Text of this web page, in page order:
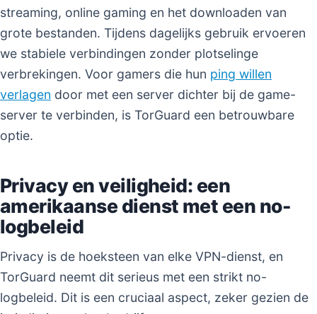
streaming, online gaming en het downloaden van
grote bestanden. Tijdens dagelijks gebruik ervoeren
we stabiele verbindingen zonder plotselinge
verbrekingen. Voor gamers die hun ping willen
verlagen door met een server dichter bij de game-
server te verbinden, is TorGuard een betrouwbare
optie.
Privacy en veiligheid: een
amerikaanse dienst met een no-
logbeleid
Privacy is de hoeksteen van elke VPN-dienst, en
TorGuard neemt dit serieus met een strikt no-
logbeleid. Dit is een cruciaal aspect, zeker gezien de